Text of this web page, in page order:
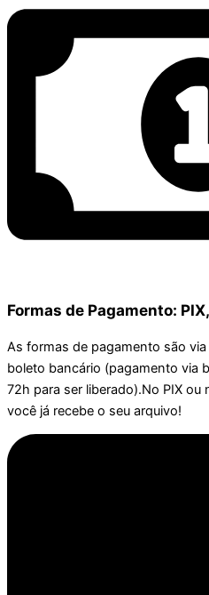
Formas de Pagamento:
As formas de pagamento são
boleto bancário (pagamento via
72h para ser liberado).No PIX
você já recebe o seu arquivo!